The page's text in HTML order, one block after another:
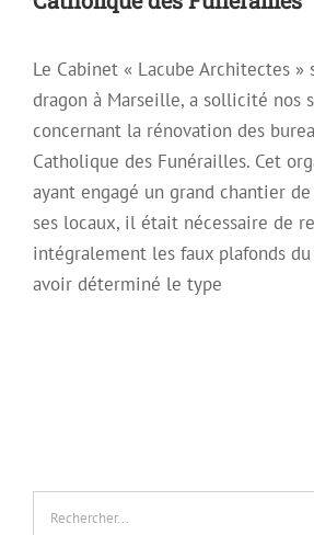
Le Cabinet « Lacube Architectes »
dragon à Marseille, a sollicité nos
concernant la rénovation des
Catholique des Funérailles. Cet
ayant engagé un grand chantier
ses locaux, il était nécessaire de
intégralement les faux plafonds
avoir déterminé le type